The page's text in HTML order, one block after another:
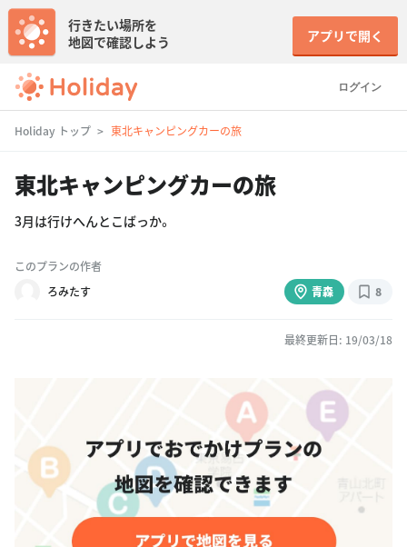
ログイン
行きたい場所を
地図で確認しよう
アプリで開く
Holiday トップ 東北キャンピングカーの旅
東北キャンピングカーの旅
3月は行けへんとこばっか。
このプランの作者
ろみたす
青森 8
最終更新日: 19/03/18